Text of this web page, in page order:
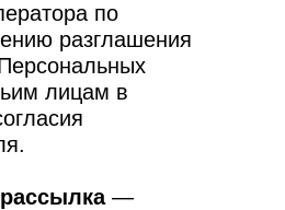
по
разглашения
лицам в
—